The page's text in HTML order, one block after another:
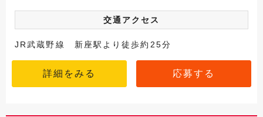
交通アクセス
JR武蔵野線 新座駅より徒歩約25分
詳細をみる 応募する